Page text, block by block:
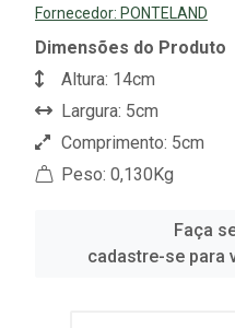
Fornecedor: PONTELAND
Dimensões do Produto
Altura: 14cm
Largura: 5cm
Comprimento: 5cm
Peso: 0,130Kg
Faça
cadastre-se para